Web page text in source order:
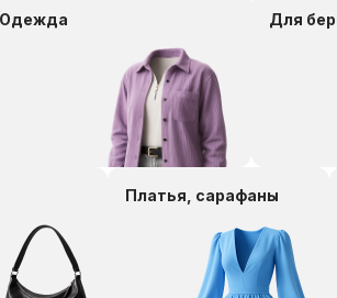
Одежда Для
Платья, сарафаны